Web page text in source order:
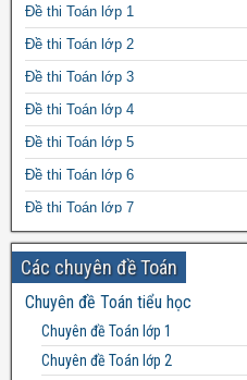
Các chức năng của không bào là gì?
Bài tập bổ trợ tiếng Anh 2 Global
Đề thi Toán lớp 1
Đề thi Toán lớp 2
Đề thi Toán lớp 3
Đề thi Toán lớp 4
Đề thi Toán lớp 5
Đề thi Toán lớp 6
Đề thi Toán lớp 7
Đề thi Toán lớp 8
Đề thi Toán lớp 9
Đề thi Toán lớp 10
Đề thi Toán lớp 11
Đề thi Toán lớp 12
Các chuyên đề Toán
Chuyên đề Toán tiểu học
Chuyên đề Toán lớp 1
Chuyên đề Toán lớp 2